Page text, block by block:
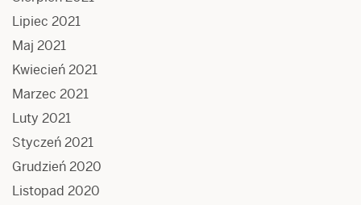
Lipiec 2021
Maj 2021
Kwiecień 2021
Marzec 2021
Luty 2021
Styczeń 2021
Grudzień 2020
Listopad 2020